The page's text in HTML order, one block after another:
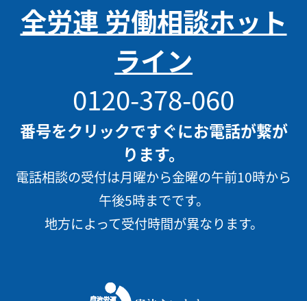
全労連 労働相談ホット
ライン
0120-378-060
番号をクリックですぐにお電話が繋が
ります。
電話相談の受付は月曜から金曜の午前10時から
午後5時までです。
地方によって受付時間が異なります。